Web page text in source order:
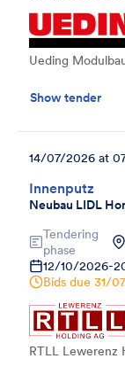
Ueding
Show tender
Innenputz
Neubau LIDL
14/07/2026 at
Tendering
phase
12/10/2026-
Bids due 31/
RTLL Lewerenz